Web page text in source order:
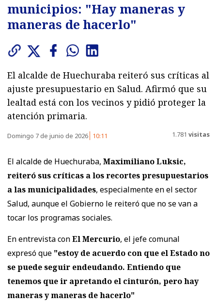
municipios: "Hay maneras y
maneras de hacerlo"
El alcalde de Huechuraba reiteró sus críticas al
ajuste presupuestario en Salud. Afirmó que su
lealtad está con los vecinos y pidió proteger la
atención primaria.
Domingo 7 de junio de 2026 10:11 1.781 visitas
El alcalde de Huechuraba, Maximiliano Luksic,
reiteró sus críticas a los recortes presupuestarios
a las municipalidades, especialmente en el sector
Salud, aunque el Gobierno le reiteró que no se van a
tocar los programas sociales.
En entrevista conEl Mercurio, el jefe comunal
expresó que "estoy de acuerdo con que el Estado no
se puede seguir endeudando. Entiendo que
tenemos que ir apretando el cinturón, pero hay
maneras y maneras de hacerlo"